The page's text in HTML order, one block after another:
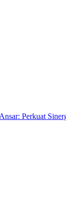
Perkuat